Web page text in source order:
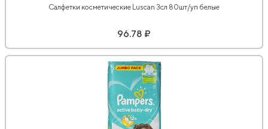
Салфетки косметические Luscan 3сл 80шт/уп белые
96.78 ₽